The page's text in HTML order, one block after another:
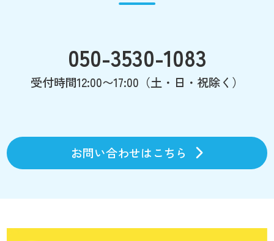
050-3530-1083
受付時間12:00〜17:00（土・日・祝除く）
お問い合わせはこちら